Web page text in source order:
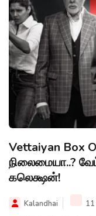
Vettaiyan Box
நிலைமையா..?
கலெக்ஷன்!
Kalandhai